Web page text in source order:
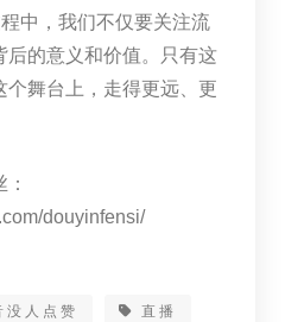
中，我们不仅要关注流
后的意义和价值。只有这
个舞台上，走得更远、更
douyinfensi/
没人点赞
直播